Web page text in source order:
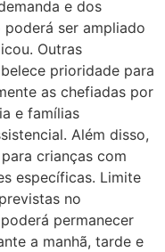
e dos
ser ampliado
Outras
prioridade para
as chefiadas por
e famílias
Além disso,
crianças com
específicas. Limite
no
permanecer
a manhã, tarde e